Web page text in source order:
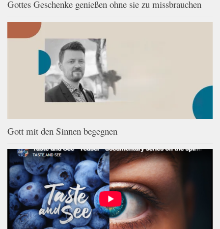
Gottes Geschenke genießen ohne sie zu missbrauchen
Gott mit den Sinnen begegnen